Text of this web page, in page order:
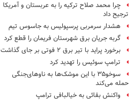
چرا محمد صلاح ترکیه را به عربستان و آمریکا
ترجیح داد
هشدار سرمربی پرسپولیس به جاسوس تیم
گربه جریان برق شهرستان فریمان را قطع کرد
برخورد پراید با تیر برق ۲ فوتی بر جای گذاشت
ترامپ سوئیس را تهدید کرد
سوخو۳۵ با این موشک‌ها به ناوهای‌جنگی
حمله می‌کند
واکنش بقائی به خیالبافی ترامپ